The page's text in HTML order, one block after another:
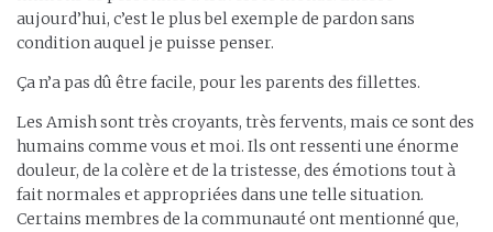
aujourd’hui, c’est le plus bel exemple de pardon sans
condition auquel je puisse penser.
Ça n’a pas dû être facile, pour les parents des fillettes.
Les Amish sont très croyants, très fervents, mais ce sont des
humains comme vous et moi. Ils ont ressenti une énorme
douleur, de la colère et de la tristesse, des émotions tout à
fait normales et appropriées dans une telle situation.
Certains membres de la communauté ont mentionné que,